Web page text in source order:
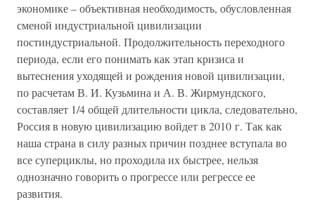
экономике – объективная необходимость, обусловленная
сменой индустриальной цивилизации
постиндустриальной. Продолжительность переходного
периода, если его понимать как этап кризиса и
вытеснения уходящей и рождения новой цивилизации,
по расчетам В. И. Кузьмина и А. В. Жирмундского,
составляет 1/4 общей длительности цикла, следовательно,
Россия в новую цивилизацию войдет в 2010 г. Так как
наша страна в силу разных причин позднее вступала во
все суперциклы, но проходила их быстрее, нельзя
однозначно говорить о прогрессе или регрессе ее
развития.